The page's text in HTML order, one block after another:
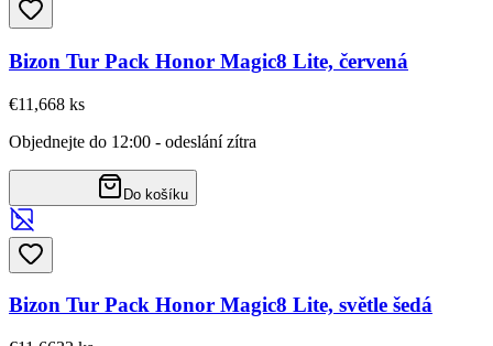
Bizon Tur Pack Honor Magic8 Lite, červená
€11,668 ks
Objednejte do 12:00 - odeslání zítra
Do košíku
Bizon Tur Pack Honor Magic8 Lite, světle šedá